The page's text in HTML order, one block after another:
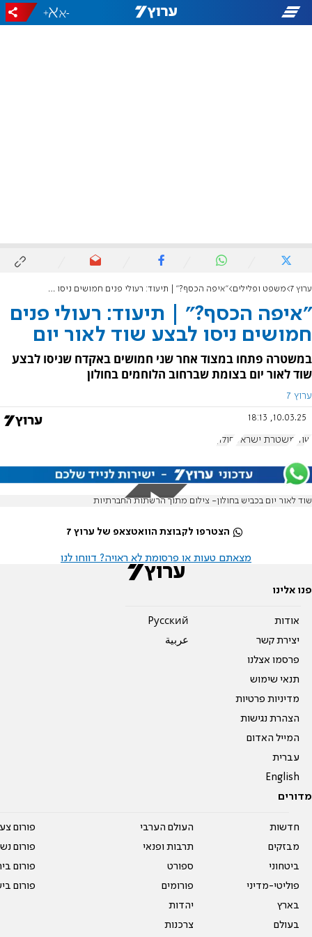
-
+
ערוץ 7 משפט ופלילים "איפה הכסף?" | תיעוד: רעולי פנים חמושים ניסו לבצע שוד לאור יום
"איפה הכסף?" | תיעוד: רעולי פנים
חמושים ניסו לבצע שוד לאור יום
במשטרה פתחו במצוד אחר שני חמושים באקדח שניסו לבצע
שוד לאור יום בצומת שברחוב הלוחמים בחולון
ערוץ 7
10.03.25, 18:13
שוד משטרת ישראל חולון
שוד לאור יום בכביש בחולון- צילום מתוך הרשתות החברתיות
הצטרפו לקבוצת הוואטצאפ של ערוץ 7
מצאתם טעות או פרסומת לא ראויה? דווחו לנו
פנו אלינו
אודות
יצירת קשר
פרסמו אצלנו
תנאי שימוש
מדיניות פרטיות
הצהרת נגישות
המייל האדום
עברית
English
Pусский
عربية
מדורים
חדשות
מבזקים
ביטחוני
פוליטי-מדיני
בארץ
בעולם
העולם הערבי
תרבות ופנאי
ספורט
פורומים
יהדות
צרכנות
פורום
פורום
פורום
פורום